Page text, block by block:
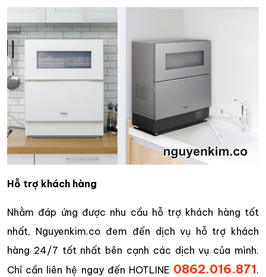
Hỗ trợ khách hàng
Nhằm đáp ứng được nhu cầu hỗ trợ khách hàng tốt
nhất, Nguyenkim.co đem đến dịch vụ hỗ trợ khách
hàng 24/7 tốt nhất bên cạnh các dịch vụ của mình.
Chỉ cần liên hệ ngay đến HOTLINE 0862.016.871.